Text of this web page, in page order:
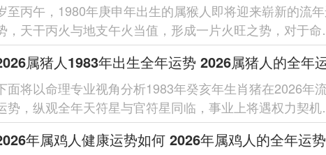
至丙午，1980年庚申年出生的属猴人即将迎来崭新的流
，天干丙火与地支午火当值，形成一片火旺之势，对于命
火的猴人来讲此为奋发有为的机...
属猪人1983年出生全年运势 2026属猪人的全年
面将以命理专业视角分析1983年癸亥年生肖猪在2026年
势，纵观全年天符星与官符星同临，事业上将遇权力契机
惹是非；天财星暗合太岁，财运...